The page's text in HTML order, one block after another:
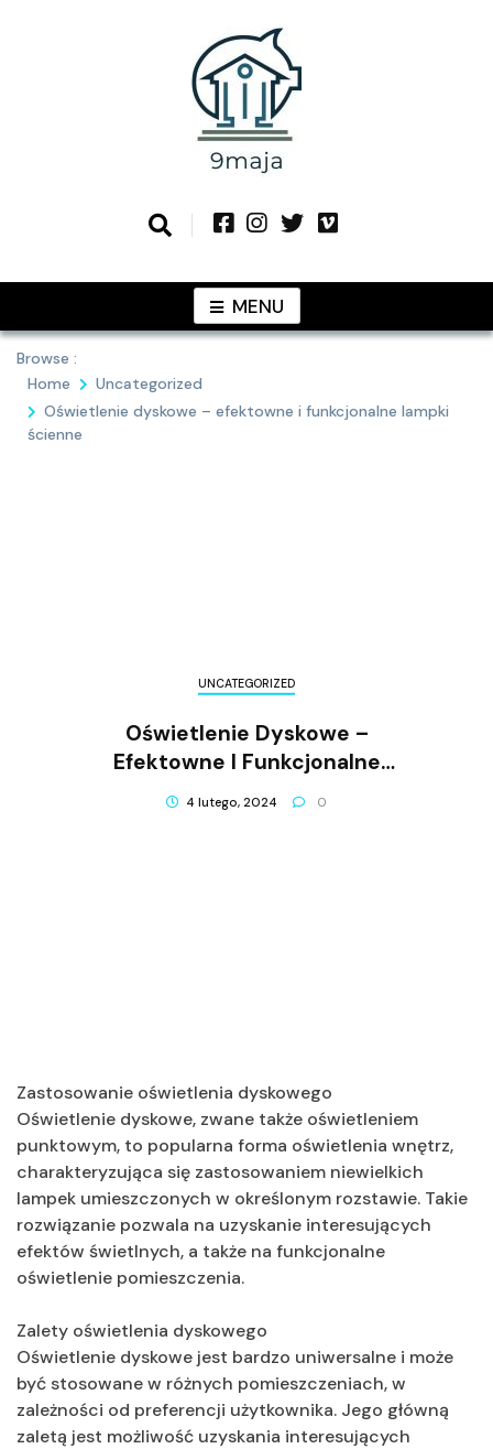
9MAJApomysłami
MENU
Browse :
Home
Uncategorized
Oświetlenie dyskowe – efektowne i funkcjonalne lampki
ścienne
UNCATEGORIZED
Oświetlenie Dyskowe –
Efektowne I Funkcjonalne
Lampki Ścienne
4 lutego, 2024 0
Zastosowanie oświetlenia dyskowego
Oświetlenie dyskowe, zwane także oświetleniem
punktowym, to popularna forma oświetlenia wnętrz,
charakteryzująca się zastosowaniem niewielkich
lampek umieszczonych w określonym rozstawie. Takie
rozwiązanie pozwala na uzyskanie interesujących
efektów świetlnych, a także na funkcjonalne
oświetlenie pomieszczenia.
Zalety oświetlenia dyskowego
Oświetlenie dyskowe jest bardzo uniwersalne i może
być stosowane w różnych pomieszczeniach, w
zależności od preferencji użytkownika. Jego główną
zaletą jest możliwość uzyskania interesujących